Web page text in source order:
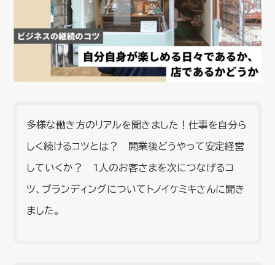
多様な働き方のリアルを聞きました！仕事を自分ら
しく続けるコツとは？ 開業後どうやって安定経営
していくか？ 1人のお客さまを次につなげるコ
ツ、ブランディングについてトノイケミキさんに聞き
ました。